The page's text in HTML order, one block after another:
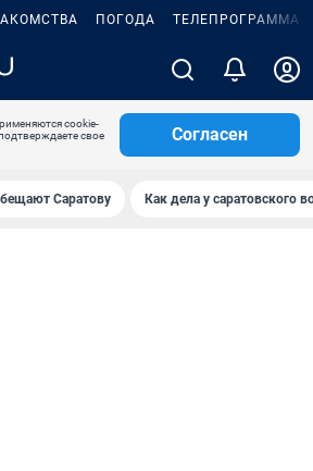
ПОГОДА ТЕЛЕПРОГРАММА
cookie-
свое
Согласен
Саратову Как дела у саратовского